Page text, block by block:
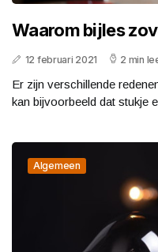
Waarom bijles
12 februari 2021 2 min
Er zijn verschillende
kan bijvoorbeeld dat stukje
Algemeen